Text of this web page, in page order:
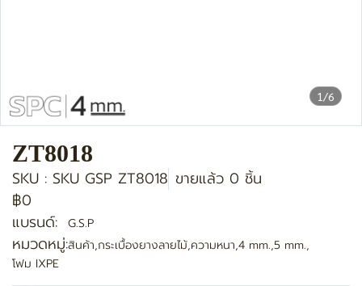
1/6
ZT8018
SKU : SKU GSP ZT8018 ขายแล้ว 0 ชิ้น
฿0
แบรนด์:
G.S.P
หมวดหมู่:สินค้า,กระเบื้องยางลายไม้,ความหนา,4 mm.,5 mm.,
โฟม IXPE